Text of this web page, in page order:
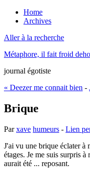
Home
Archives
Aller à la recherche
Métaphore, il fait froid
journal égotiste
« Deezer me connait bien -
Brique
Parxave humeurs - Lien
J'ai vu une brique éclater à
étages. Je me suis surpris
aurait été ... reposant.